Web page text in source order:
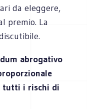
da eleggere,
premio. La
abrogativo
tutti i rischi di